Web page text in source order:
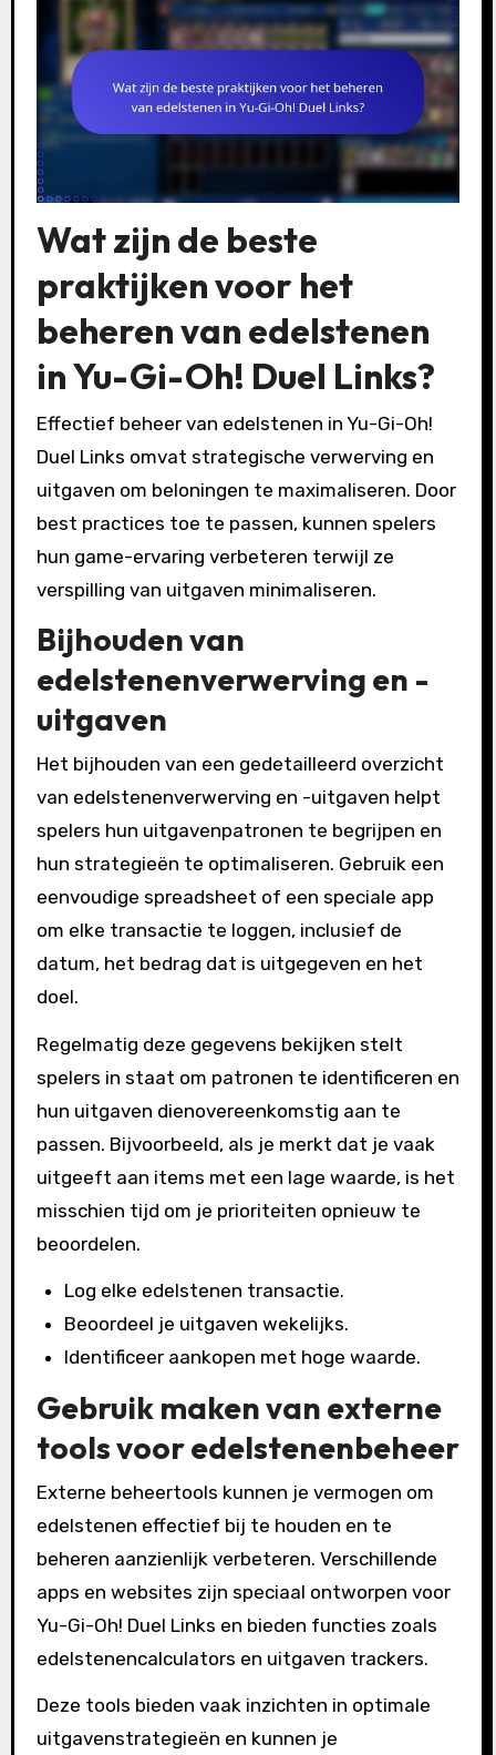
Wat zijn de beste
praktijken voor het
beheren van edelstenen
in Yu-Gi-Oh! Duel Links?
Effectief beheer van edelstenen in Yu-Gi-Oh!
Duel Links omvat strategische verwerving en
uitgaven om beloningen te maximaliseren. Door
best practices toe te passen, kunnen spelers
hun game-ervaring verbeteren terwijl ze
verspilling van uitgaven minimaliseren.
Bijhouden van
edelstenenverwerving en -
uitgaven
Het bijhouden van een gedetailleerd overzicht
van edelstenenverwerving en -uitgaven helpt
spelers hun uitgavenpatronen te begrijpen en
hun strategieën te optimaliseren. Gebruik een
eenvoudige spreadsheet of een speciale app
om elke transactie te loggen, inclusief de
datum, het bedrag dat is uitgegeven en het
doel.
Regelmatig deze gegevens bekijken stelt
spelers in staat om patronen te identificeren en
hun uitgaven dienovereenkomstig aan te
passen. Bijvoorbeeld, als je merkt dat je vaak
uitgeeft aan items met een lage waarde, is het
misschien tijd om je prioriteiten opnieuw te
beoordelen.
Log elke edelstenen transactie.
Beoordeel je uitgaven wekelijks.
Identificeer aankopen met hoge waarde.
Gebruik maken van externe
tools voor edelstenenbeheer
Externe beheertools kunnen je vermogen om
edelstenen effectief bij te houden en te
beheren aanzienlijk verbeteren. Verschillende
apps en websites zijn speciaal ontworpen voor
Yu-Gi-Oh! Duel Links en bieden functies zoals
edelstenencalculators en uitgaven trackers.
Deze tools bieden vaak inzichten in optimale
uitgavenstrategieën en kunnen je